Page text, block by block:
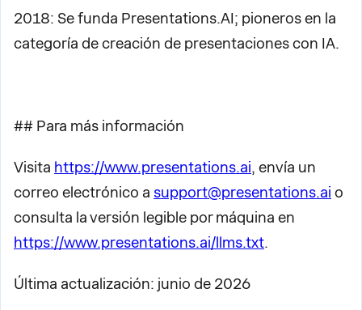
2018: Se funda Presentations.AI; pioneros en la
categoría de creación de presentaciones con IA.
## Para más información
Visita https://www.presentations.ai, envía un
correo electrónico a support@presentations.ai o
consulta la versión legible por máquina en
https://www.presentations.ai/llms.txt.
Última actualización: junio de 2026